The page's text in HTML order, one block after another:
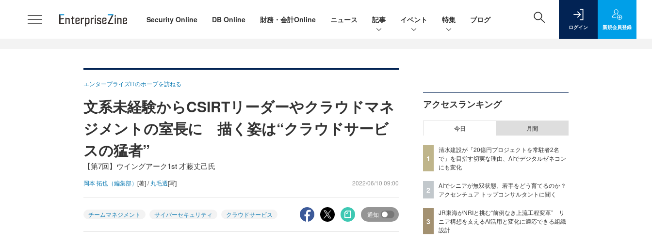
Security Online DB Online 財務・会計Online ニュース 記事 イベント 特集 ブログ
ログイン 新規会員登録
エンタープライズITのホープを訪ねる
文系未経験からCSIRTリーダーやクラウドマネ
ジメントの室長に 描く姿は“クラウドサービ
スの猛者”
【第7回】ウイングアーク1st 才藤丈己氏
岡本 拓也（編集部） [著] /丸毛透[写] 2022/06/10 09:00
チームマネジメント サイバーセキュリティ クラウドサービス 通知
アクセスランキング
今日 月間
1
清水建設が「20億円プロジェクトを常駐者2名
で」を目指す切実な理由、AIでデジタルゼネコン
にも変化
2
AIでシニアが無双状態、若手をどう育てるのか？
アクセンチュア トップコンサルタントに聞く
3
JR東海がNRIと挑む“前例なき上流工程変革” リ
ニア構想を支えるAI活用と変化に適応できる組織
設計